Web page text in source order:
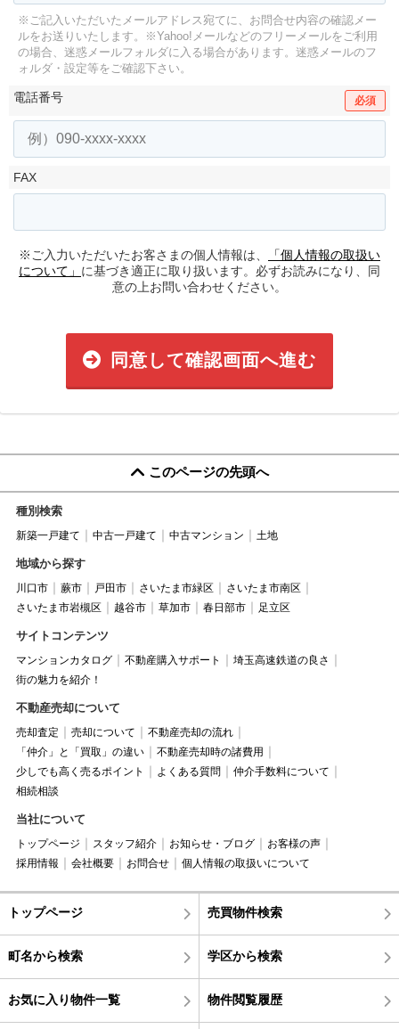
※ご記入いただいたメールアドレス宛てに、お問合せ内容の確認メー
ルをお送りいたします。
※Yahoo!メールなどのフリーメールをご利用
の場合、迷惑メールフォルダに入る場合があります。 迷惑メールのフ
ォルダ・設定等をご確認下さい。
電話番号 必須
FAX
※ご入力いただいたお客さまの個人情報は、
「個人情報の取扱い
について」 に基づき適正に取り扱います。必ずお読みになり、同
意の上お問い合わせください。
同意して確認画面へ進む
このページの先頭へ
種別検索
新築一戸建て 中古一戸建て 中古マンション 土地
地域から探す
川口市 蕨市 戸田市 さいたま市緑区
さいたま市南区
さいたま市岩槻区
越谷市 草加市 春日部市 足立区
サイトコンテンツ
マンションカタログ 不動産購入サポート
埼玉高速鉄道の良さ
街の魅力を紹介！
不動産売却について
売却査定 売却について
不動産売却の流れ
「仲介」と「買取」の違い
不動産売却時の諸費用
少しでも高く売るポイント
よくある質問
仲介手数料について
相続相談
当社について
トップページ スタッフ紹介 お知らせ・ブログ
お客様の声
採用情報
会社概要 お問合せ 個人情報の取扱いについて
トップページ 売買物件検索
町名から検索 学区から検索
お気に入り物件一覧 物件閲覧履歴